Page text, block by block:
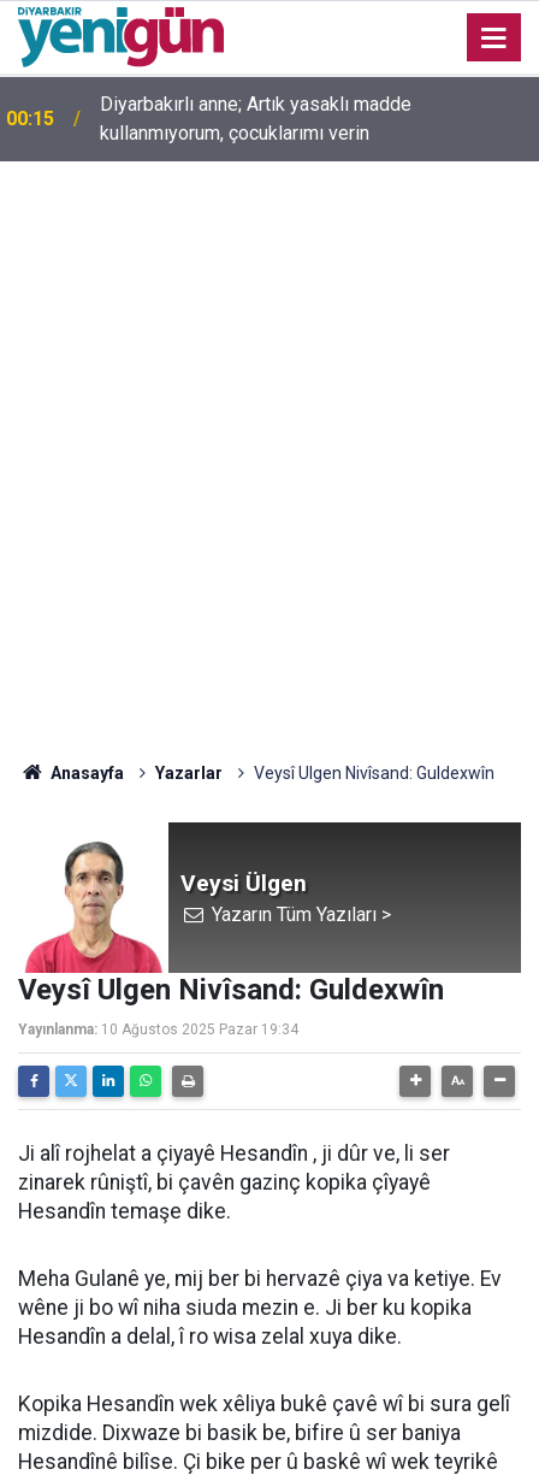
00:15
Diyarbakırlı anne; Artık yasaklı madde
kullanmıyorum, çocuklarımı verin
Anasayfa Yazarlar Veysî Ulgen Nivîsand: Guldexwîn
Veysi Ülgen
Yazarın Tüm Yazıları >
Veysî Ulgen Nivîsand: Guldexwîn
Yayınlanma: 10 Ağustos 2025 Pazar 19:34
Ji alî rojhelat a çiyayê Hesandîn , ji dûr ve, li ser
zinarek rûniştî, bi çavên gazinç kopika çîyayê
Hesandîn temaşe dike.
Meha Gulanê ye, mij ber bi hervazê çiya va ketiye. Ev
wêne ji bo wî niha siuda mezin e. Ji ber ku kopika
Hesandîn a delal, î ro wisa zelal xuya dike.
Kopika Hesandîn wek xêliya bukê çavê wî bi sura gelî
mizdide. Dixwaze bi basik be, bifire û ser baniya
Hesandînê bilîse. Çi bike per û baskê wî wek teyrikê